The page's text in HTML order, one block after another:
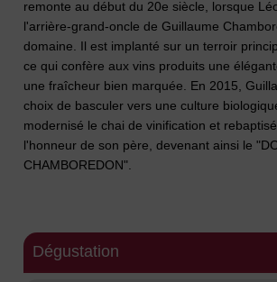
remonte au début du 20e siècle, lorsque
l'arrière-grand-oncle de Guillaume
domaine. Il est implanté sur un terroir
ce qui confère aux vins produits une
une fraîcheur bien marquée. En 2015,
choix de basculer vers une culture
modernisé le chai de vinification et
l'honneur de son père, devenant ainsi le
CHAMBOREDON".
Dégustation